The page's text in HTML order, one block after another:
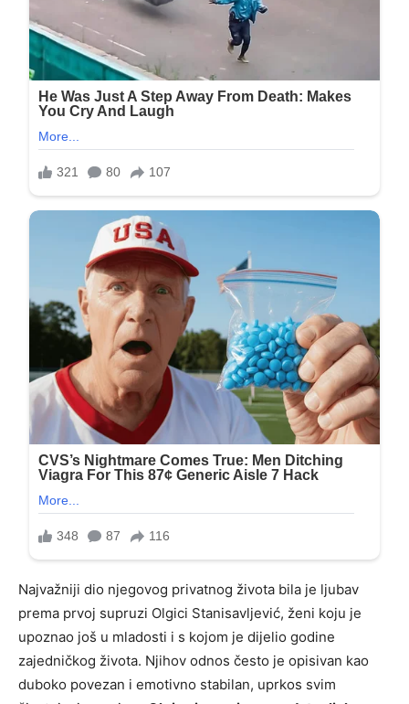
Najvažniji dio njegovog privatnog života bila je ljubav
prema prvoj supruzi Olgici Stanisavljević, ženi koju je
upoznao još u mladosti i s kojom je dijelio godine
zajedničkog života. Njihov odnos često je opisivan kao
duboko povezan i emotivno stabilan, uprkos svim